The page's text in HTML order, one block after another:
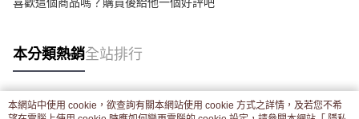
本分類熱銷全站排行
本網站中使用 cookie，欲查詢有關本網站使用 cookie 方式之詳情，及若您不希